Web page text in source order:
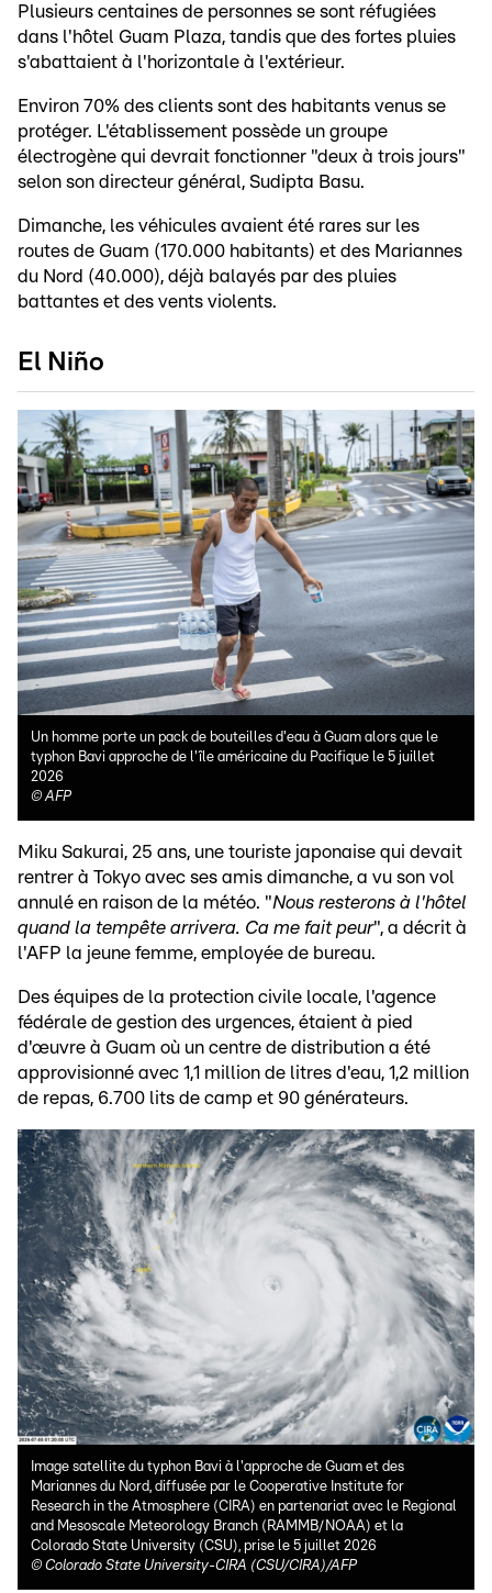
Plusieurs centaines de personnes se sont réfugiées
dans l'hôtel Guam Plaza, tandis que des fortes pluies
s'abattaient à l'horizontale à l'extérieur.
Environ 70% des clients sont des habitants venus se
protéger. L'établissement possède un groupe
électrogène qui devrait fonctionner "deux à trois jours"
selon son directeur général, Sudipta Basu.
Dimanche, les véhicules avaient été rares sur les
routes de Guam (170.000 habitants) et des Mariannes
du Nord (40.000), déjà balayés par des pluies
battantes et des vents violents.
El Niño
Un homme porte un pack de bouteilles d'eau à Guam alors que le
typhon Bavi approche de l'île américaine du Pacifique le 5 juillet
2026
©AFP
Miku Sakurai, 25 ans, une touriste japonaise qui devait
rentrer à Tokyo avec ses amis dimanche, a vu son vol
annulé en raison de la météo. "Nous resterons à l'hôtel
quand la tempête arrivera. Ca me fait peur", a décrit à
l'AFP la jeune femme, employée de bureau.
Des équipes de la protection civile locale, l'agence
fédérale de gestion des urgences, étaient à pied
d'œuvre à Guam où un centre de distribution a été
approvisionné avec 1,1 million de litres d'eau, 1,2 million
de repas, 6.700 lits de camp et 90 générateurs.
Image satellite du typhon Bavi à l'approche de Guam et des
Mariannes du Nord, diffusée par le Cooperative Institute for
Research in the Atmosphere (CIRA) en partenariat avec le Regional
and Mesoscale Meteorology Branch (RAMMB/NOAA) et la
Colorado State University (CSU), prise le 5 juillet 2026
© Colorado State University-CIRA (CSU/CIRA)/AFP